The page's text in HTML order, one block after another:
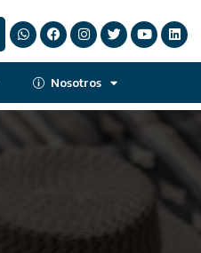
Nosotros